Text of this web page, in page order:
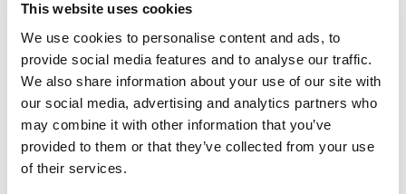
This website uses cookies
We use cookies to personalise content and ads, to
provide social media features and to analyse our traffic.
We also share information about your use of our site with
our social media, advertising and analytics partners who
may combine it with other information that you’ve
provided to them or that they’ve collected from your use
of their services.
Informativa privacy